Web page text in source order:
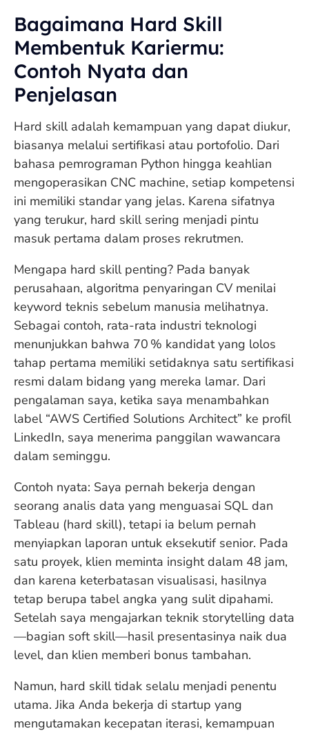
Bagaimana Hard Skill
Membentuk Kariermu:
Contoh Nyata dan
Penjelasan
Hard skill adalah kemampuan yang dapat diukur,
biasanya melalui sertifikasi atau portofolio. Dari
bahasa pemrograman Python hingga keahlian
mengoperasikan CNC machine, setiap kompetensi
ini memiliki standar yang jelas. Karena sifatnya
yang terukur, hard skill sering menjadi pintu
masuk pertama dalam proses rekrutmen.
Mengapa hard skill penting? Pada banyak
perusahaan, algoritma penyaringan CV menilai
keyword teknis sebelum manusia melihatnya.
Sebagai contoh, rata-rata industri teknologi
menunjukkan bahwa 70 % kandidat yang lolos
tahap pertama memiliki setidaknya satu sertifikasi
resmi dalam bidang yang mereka lamar. Dari
pengalaman saya, ketika saya menambahkan
label “AWS Certified Solutions Architect” ke profil
LinkedIn, saya menerima panggilan wawancara
dalam seminggu.
Contoh nyata: Saya pernah bekerja dengan
seorang analis data yang menguasai SQL dan
Tableau (hard skill), tetapi ia belum pernah
menyiapkan laporan untuk eksekutif senior. Pada
satu proyek, klien meminta insight dalam 48 jam,
dan karena keterbatasan visualisasi, hasilnya
tetap berupa tabel angka yang sulit dipahami.
Setelah saya mengajarkan teknik storytelling data
—bagian soft skill—hasil presentasinya naik dua
level, dan klien memberi bonus tambahan.
Namun, hard skill tidak selalu menjadi penentu
utama. Jika Anda bekerja di startup yang
mengutamakan kecepatan iterasi, kemampuan